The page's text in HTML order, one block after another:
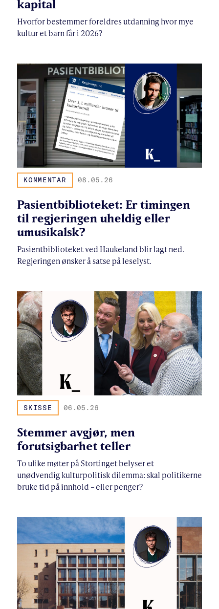
kapital
Hvorfor bestemmer foreldres utdanning hvor mye
kultur et barn får i 2026?
KOMMENTAR 08.05.26
Pasientbiblioteket: Er timingen
til regjeringen uheldig eller
umusikalsk?
Pasientbiblioteket ved Haukeland blir lagt ned.
Regjeringen ønsker å satse på leselyst.
SKISSE 06.05.26
Stemmer avgjør, men
forutsigbarhet teller
To ulike møter på Stortinget belyser et
unødvendig kulturpolitisk dilemma: skal politikerne
bruke tid på innhold – eller penger?